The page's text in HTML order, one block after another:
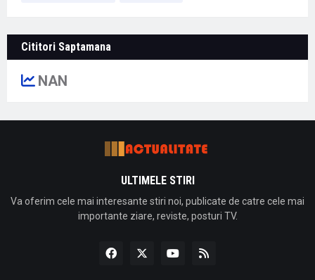
Cititori Saptamana
NAN
ULTIMELE STIRI
Va oferim cele mai interesante stiri noi, publicate de catre cele mai
importante ziare, reviste, posturi TV.